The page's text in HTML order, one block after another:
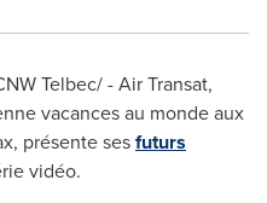
Telbec/ - Air Transat,
vacances au monde aux
présente sesfuturs
vidéo.